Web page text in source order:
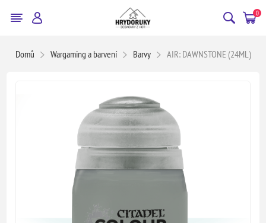
0
Domů Wargaming a barvení Barvy AIR: DAWNSTONE (24ML)